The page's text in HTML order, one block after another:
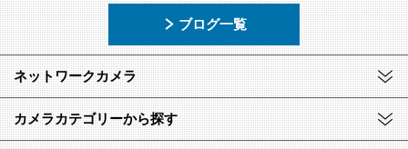
ブログ一覧
ネットワークカメラ
カメラカテゴリーから探す